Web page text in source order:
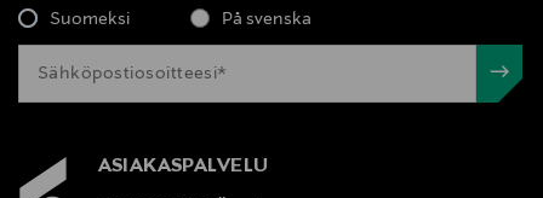
ACID • [+/- CI 15850 (RED 7 LAKE)]
Valmistusmaa
Valmistajan tuotenumero
Suomeksi På svenska
ASIAKASPALVELU